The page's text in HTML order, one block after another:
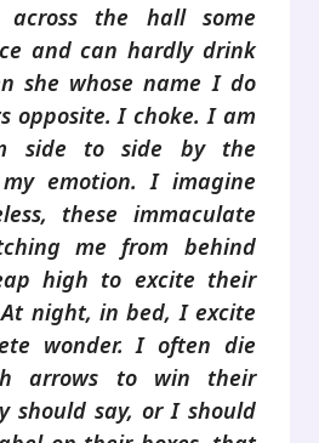
across the hall some
and can hardly drink
she whose name I do
opposite. I choke. I am
side to side by the
emotion. I imagine
these immaculate
me from behind
high to excite their
night, in bed, I excite
wonder. I often die
arrows to win their
should say, or I should